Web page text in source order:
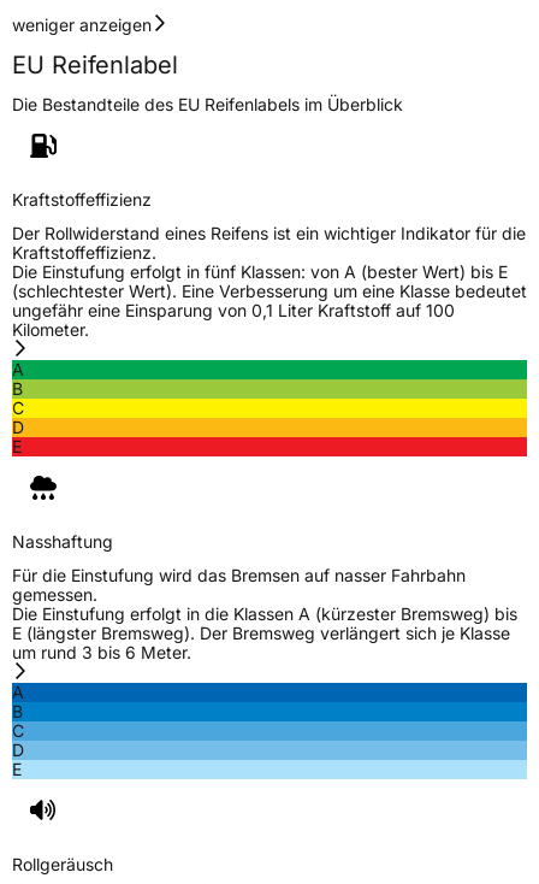
Allgemeine Produktsicherheit (GPSR)
HerstellerkontaktZhongce Europe GmbH, Hollerithallee 17
30419 Hannover Nordrhein-Westfalen
weniger anzeigen
EU Reifenlabel
Die Bestandteile des EU Reifenlabels im Überblick
Kraftstoffeffizienz
Der Rollwiderstand eines Reifens ist ein wichtiger Indikator für die
Kraftstoffeffizienz.
Die Einstufung erfolgt in fünf Klassen: von A (bester Wert) bis E
(schlechtester Wert). Eine Verbesserung um eine Klasse bedeutet
ungefähr eine Einsparung von 0,1 Liter Kraftstoff auf 100
Kilometer.
A
B
C
D
E
Nasshaftung
Für die Einstufung wird das Bremsen auf nasser Fahrbahn
gemessen.
Die Einstufung erfolgt in die Klassen A (kürzester Bremsweg) bis
E (längster Bremsweg). Der Bremsweg verlängert sich je Klasse
um rund 3 bis 6 Meter.
A
B
C
D
E
Rollgeräusch